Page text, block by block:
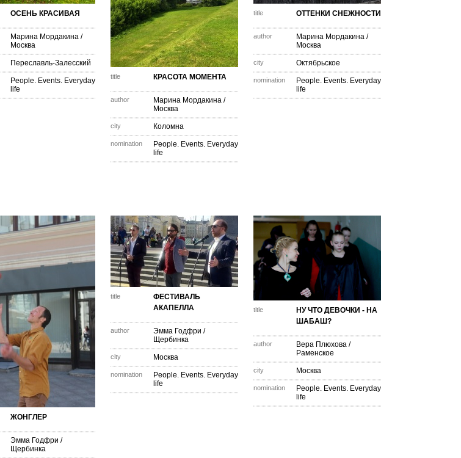
ОСЕНЬ КРАСИВАЯ
Марина Мордакина /
Москва
Переславль-Залесский
People. Events. Everyday
life
title КРАСОТА МОМЕНТА
author Марина Мордакина /
Москва
city Коломна
nomination
People. Events. Everyday
life
title ОТТЕНКИ СНЕЖНОСТИ
author Марина Мордакина /
Москва
city Октябрьское
nomination
People. Events. Everyday
life
ЖОНГЛЕР
Эмма Годфри /
Щербинка
title
ФЕСТИВАЛЬ
АКАПЕЛЛА
author Эмма Годфри /
Щербинка
city Москва
nomination
People. Events. Everyday
life
title
НУ ЧТО ДЕВОЧКИ - НА
ШАБАШ?
author Вера Плюхова /
Раменское
city Москва
nomination
People. Events. Everyday
life